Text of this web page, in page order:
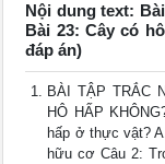
Nội dung text:
Bài 23: Cây có
đáp án)
BÀI TẬP TRẮC
HÔ HẤP
hấp ở thực vật?
hữu cơ Câu 2: